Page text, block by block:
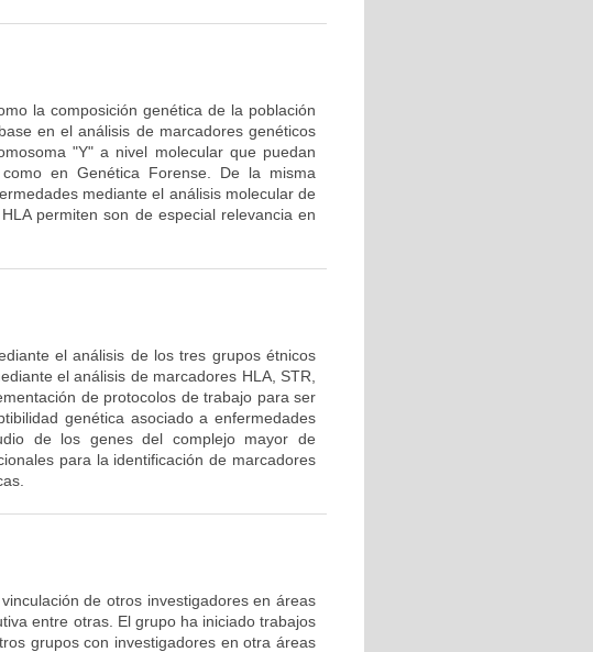
la composición genética de la población
en el análisis de marcadores genéticos
"Y" a nivel molecular que puedan
en Genética Forense. De la misma
mediante el análisis molecular de
permiten son de especial relevancia en
el análisis de los tres grupos étnicos
el análisis de marcadores HLA, STR,
de protocolos de trabajo para ser
genética asociado a enfermedades
de los genes del complejo mayor de
para la identificación de marcadores
de otros investigadores en áreas
entre otras. El grupo ha iniciado trabajos
grupos con investigadores en otra áreas